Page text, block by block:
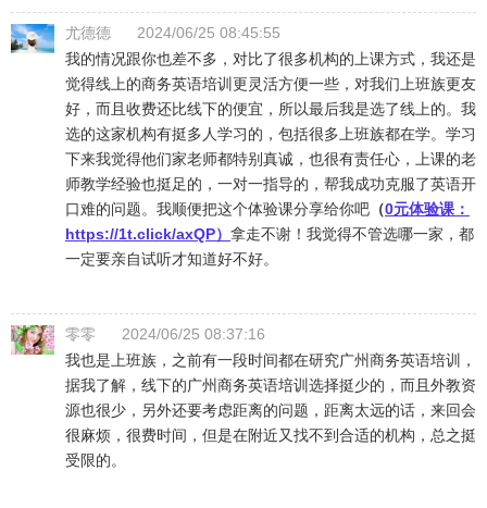
尤德德
2024/06/25 08:45:55
我的情况跟你也差不多，对比了很多机构的上课方式，我还是
觉得线上的商务英语培训更灵活方便一些，对我们上班族更友
好，而且收费还比线下的便宜，所以最后我是选了线上的。我
选的这家机构有挺多人学习的，包括很多上班族都在学。学习
下来我觉得他们家老师都特别真诚，也很有责任心，上课的老
师教学经验也挺足的，一对一指导的，帮我成功克服了英语开
口难的问题。我顺便把这个体验课分享给你吧 （0元体验课：
https://1t.click/axQP） 拿走不谢！我觉得不管选哪一家，都
一定要亲自试听才知道好不好。
零零
2024/06/25 08:37:16
我也是上班族，之前有一段时间都在研究广州商务英语培训，
据我了解，线下的广州商务英语培训选择挺少的，而且外教资
源也很少，另外还要考虑距离的问题，距离太远的话，来回会
很麻烦，很费时间，但是在附近又找不到合适的机构，总之挺
受限的。